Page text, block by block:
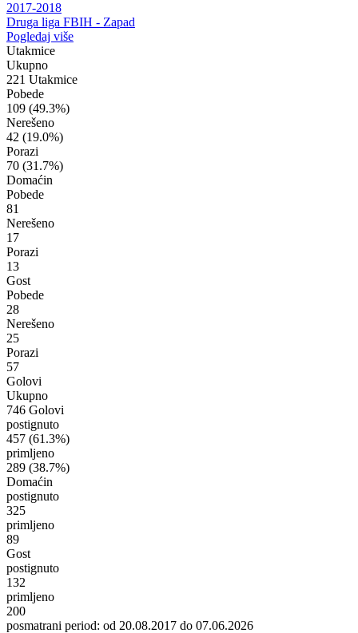
2017-2018
Druga liga FBIH - Zapad
Pogledaj više
Utakmice
Ukupno
221 Utakmice
Pobede
109 (49.3%)
Nerešeno
42 (19.0%)
Porazi
70 (31.7%)
Domaćin
Pobede
81
Nerešeno
17
Porazi
13
Gost
Pobede
28
Nerešeno
25
Porazi
57
Golovi
Ukupno
746 Golovi
postignuto
457 (61.3%)
primljeno
289 (38.7%)
Domaćin
postignuto
325
primljeno
89
Gost
postignuto
132
primljeno
200
posmatrani period: od 20.08.2017 do 07.06.2026